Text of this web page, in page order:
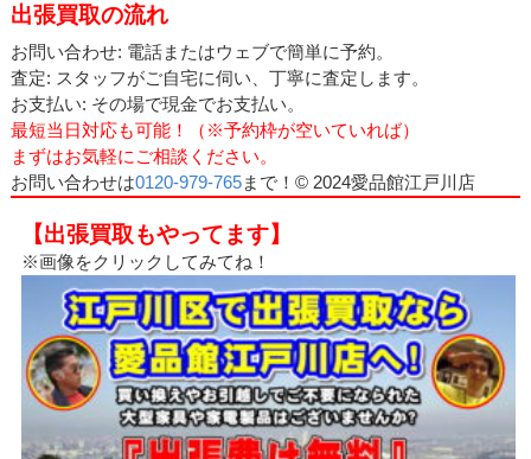
出張買取の流れ
お問い合わせ: 電話またはウェブで簡単に予約。
査定: スタッフがご自宅に伺い、丁寧に査定します。
お支払い: その場で現金でお支払い。
最短当日対応も可能！（※予約枠が空いていれば）
まずはお気軽にご相談ください。
お問い合わせは0120-979-765まで！© 2024愛品館江戸川店
【出張買取もやってます】
※画像をクリックしてみてね！